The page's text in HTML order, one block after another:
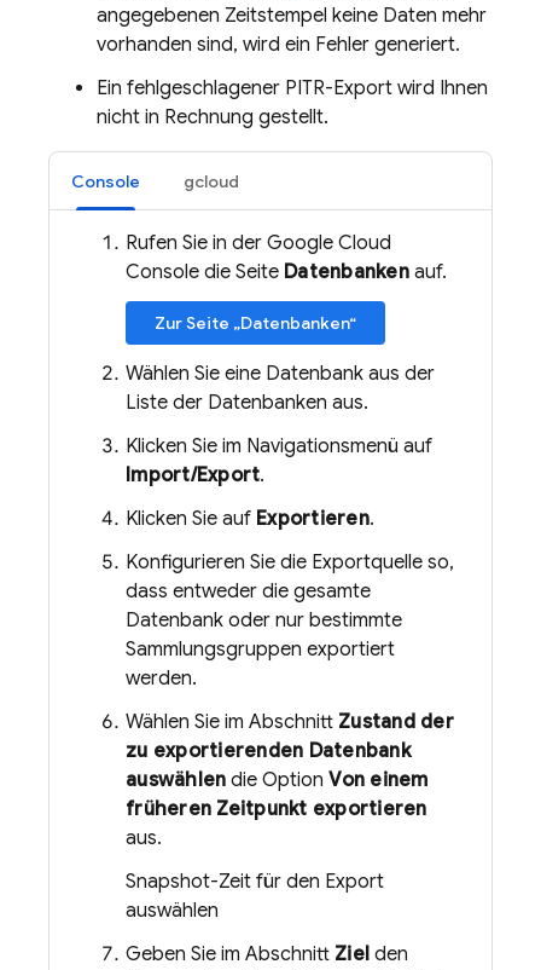
angegebenen Zeitstempel keine Daten mehr
vorhanden sind, wird ein Fehler generiert.
Ein fehlgeschlagener PITR-Export wird Ihnen
nicht in Rechnung gestellt.
Console gcloud
Rufen Sie in der Google Cloud
Console die Seite Datenbankenauf.
Zur Seite „Datenbanken“
Wählen Sie eine Datenbank aus der
Liste der Datenbanken aus.
Klicken Sie im Navigationsmenü auf
Import/Export.
Klicken Sie auf Exportieren.
Konfigurieren Sie die Exportquelle so,
dass entweder die gesamte
Datenbank oder nur bestimmte
Sammlungsgruppen exportiert
werden.
Wählen Sie im Abschnitt Zustand der
zu exportierenden Datenbank
auswählen die OptionVon einem
früheren Zeitpunkt exportieren
aus.
Snapshot-Zeit für den Export
auswählen
Geben Sie im Abschnitt Ziel den